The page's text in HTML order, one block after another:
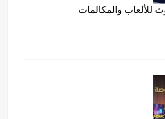
للألعاب والمكالمات